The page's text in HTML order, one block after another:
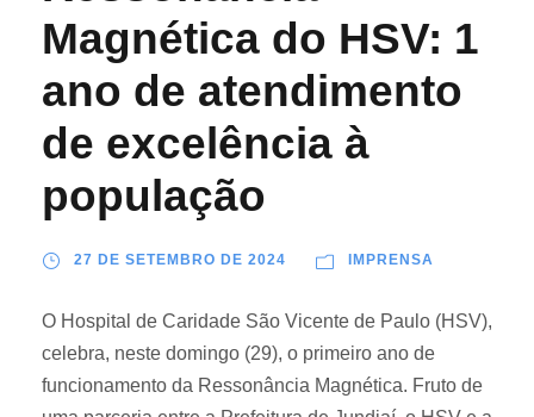
Magnética do HSV: 1
ano de atendimento
de excelência à
população
27 DE SETEMBRO DE 2024 IMPRENSA
O Hospital de Caridade São Vicente de Paulo (HSV),
celebra, neste domingo (29), o primeiro ano de
funcionamento da Ressonância Magnética. Fruto de